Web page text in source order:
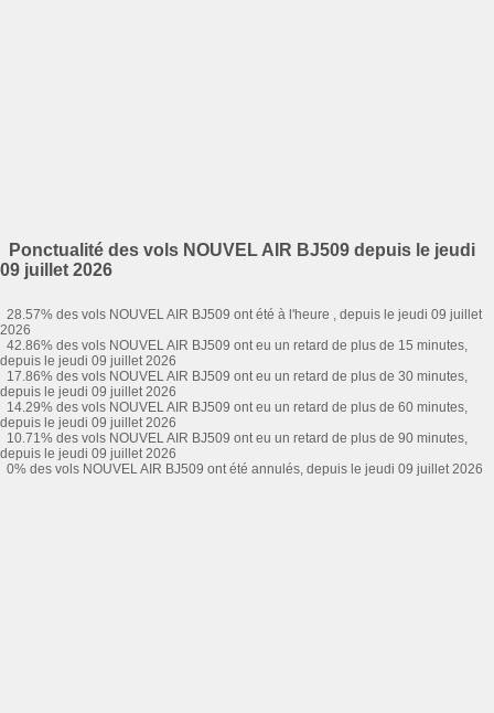
Ponctualité des vols NOUVEL AIR BJ509 depuis le jeudi
09 juillet 2026
28.57% des vols NOUVEL AIR BJ509 ont été à l'heure , depuis le jeudi 09 juillet
2026
42.86% des vols NOUVEL AIR BJ509 ont eu un retard de plus de 15 minutes,
depuis le jeudi 09 juillet 2026
17.86% des vols NOUVEL AIR BJ509 ont eu un retard de plus de 30 minutes,
depuis le jeudi 09 juillet 2026
14.29% des vols NOUVEL AIR BJ509 ont eu un retard de plus de 60 minutes,
depuis le jeudi 09 juillet 2026
10.71% des vols NOUVEL AIR BJ509 ont eu un retard de plus de 90 minutes,
depuis le jeudi 09 juillet 2026
0% des vols NOUVEL AIR BJ509 ont été annulés, depuis le jeudi 09 juillet 2026